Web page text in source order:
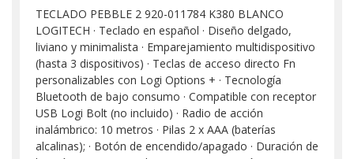
TECLADO PEBBLE 2 920-011784 K380 BLANCO
LOGITECH · Teclado en español · Diseño delgado,
liviano y minimalista · Emparejamiento multidispositivo
(hasta 3 dispositivos) · Teclas de acceso directo Fn
personalizables con Logi Options + · Tecnología
Bluetooth de bajo consumo · Compatible con receptor
USB Logi Bolt (no incluido) · Radio de acción
inalámbrico: 10 metros · Pilas 2 x AAA (baterías
alcalinas); · Botón de encendido/apagado · Duración de